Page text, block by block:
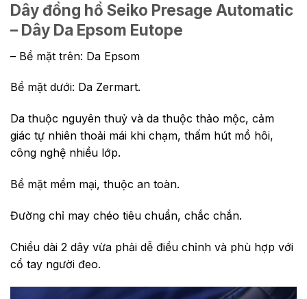
Dây đồng hồ Seiko Presage Automatic
– Dây Da Epsom Eutope
– Bề mặt trên: Da Epsom
Bề mặt dưới: Da Zermart.
Da thuộc nguyên thuỷ và da thuộc thảo mộc, cảm
giác tự nhiên thoải mái khi chạm, thấm hút mồ hôi,
công nghệ nhiều lớp.
Bề mặt mềm mại, thuộc an toàn.
Đường chỉ may chéo tiêu chuẩn, chắc chắn.
Chiều dài 2 dây vừa phải dễ điều chỉnh và phù hợp với
cổ tay người đeo.